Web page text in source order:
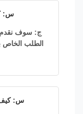
س: كم من
ج: سوف نقدم وقت
وقت
س: كيف